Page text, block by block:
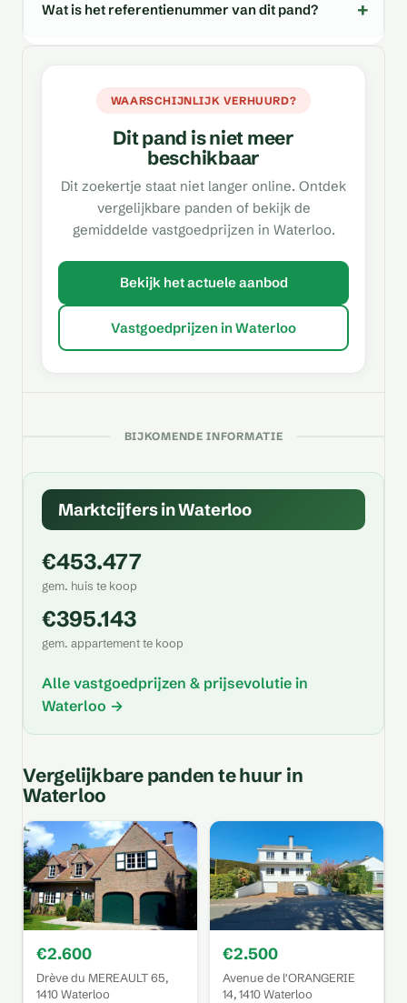
Wat is het referentienummer van dit pand?
WAARSCHIJNLIJK VERHUURD?
Dit pand is niet meer
beschikbaar
Dit zoekertje staat niet langer online. Ontdek
vergelijkbare panden of bekijk de
gemiddelde vastgoedprijzen in Waterloo.
Bekijk het actuele aanbod
Vastgoedprijzen in Waterloo
BIJKOMENDE INFORMATIE
Marktcijfers in Waterloo
€453.477
gem. huis te koop
€395.143
gem. appartement te koop
Alle vastgoedprijzen & prijsevolutie in
Waterloo →
Vergelijkbare panden te huur in
Waterloo
€2.600
Drève du MEREAULT 65,
1410 Waterloo
€2.500
Avenue de l'ORANGERIE
14, 1410 Waterloo